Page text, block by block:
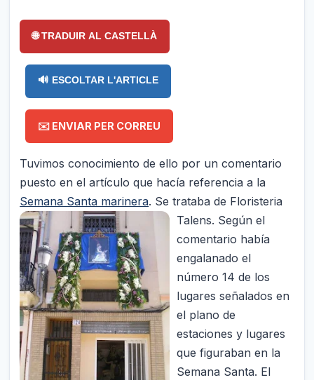
🌐 TRADUIR AL CASTELLÀ
🔊 ESCOLTAR L'ARTICLE
✉️ ENVIAR PER CORREU
Tuvimos conocimiento de ello por un comentario
puesto en el artículo que hacía referencia a la
Semana Santa marinera. Setrataba de Floristeria
Talens. Según el
comentario había
engalanado el
número 14 de los
lugares señalados en
el plano de
estaciones y lugares
que figuraban en la
Semana Santa. El